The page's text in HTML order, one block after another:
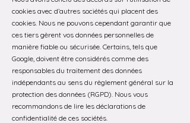
cookies avec d’autres sociétés qui placent des
cookies. Nous ne pouvons cependant garantir que
ces tiers gèrent vos données personnelles de
manière fiable ou sécurisée. Certains, tels que
Google, doivent être considérés comme des
responsables du traitement des données
indépendants au sens du règlement général sur la
protection des données (RGPD). Nous vous
recommandons de lire les déclarations de
confidentialité de ces sociétés.